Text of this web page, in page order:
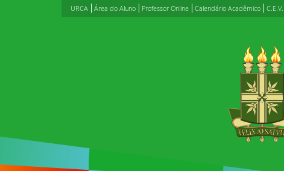
URCA Área do Aluno Professor Online Calendário Acadêmico C.E.V.